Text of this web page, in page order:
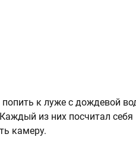
к луже с дождевой
из них посчитал себя
камеру.